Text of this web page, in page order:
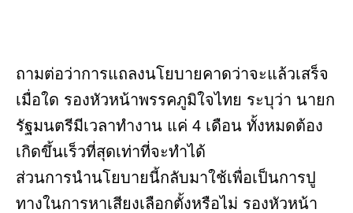
ถามต่อว่าการแถลงนโยบายคาดว่าจะแล้วเสร็จ
เมื่อใด รองหัวหน้าพรรคภูมิใจไทย ระบุว่า นายก
รัฐมนตรีมีเวลาทำงาน แค่ 4 เดือน ทั้งหมดต้อง
เกิดขึ้นเร็วที่สุดเท่าที่จะทำได้
ส่วนการนำนโยบายนี้กลับมาใช้เพื่อเป็นการปู
ทางในการหาเสียงเลือกตั้งหรือไม่ รองหัวหน้า